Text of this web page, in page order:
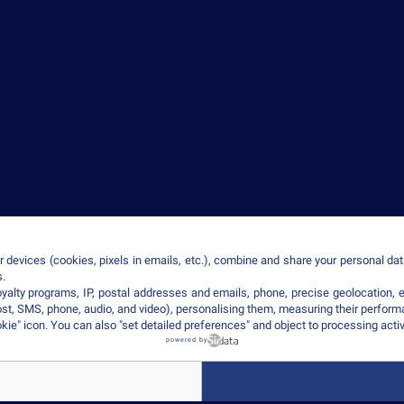
d’enseignement supérieur privé – ISEG est membre de IONIS
(cookies, pixels in emails, etc.), combine and share your personal
programs, IP, postal addresses and emails, phone, precise
SMS, phone, audio, and video), personalising them, measuring their
icon. You can also "set detailed preferences" and object to processing
powered by